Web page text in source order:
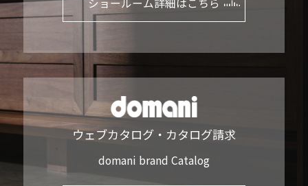
ウェブカタログ・カタログ請求
domani brand Catalog